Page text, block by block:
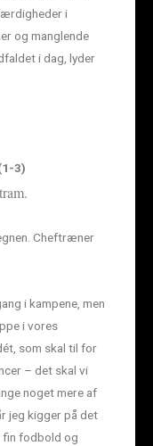
i
og manglende
i dag, lyder
3)
Cheftræner
i kampene, men
i vores
som skal til for
– det skal vi
noget mere af
jeg kigger på det
fin fodbold og